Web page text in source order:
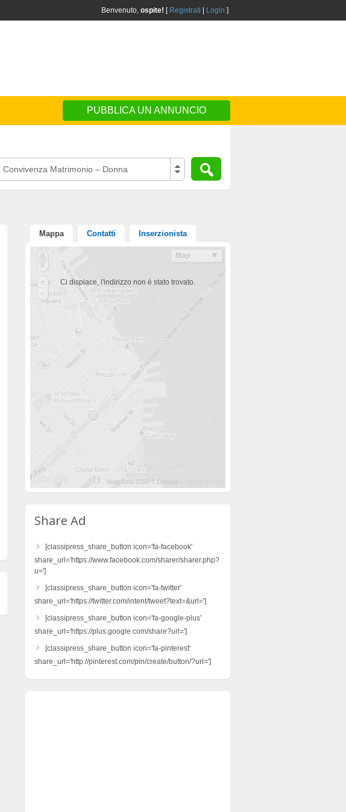
Benvenuto, ospite! [ Registrati Login ]
PUBBLICA UN ANNUNCIO
Convivenza Matrimonio – Donna
Mappa Contatti Inserzionista
Ci dispiace, l'indirizzo non è stato trovato.
Share Ad
[classipress_share_button icon='fa-facebook'
share_url='https://www.facebook.com/sharer/sharer.php?
u=']
[classipress_share_button icon='fa-twitter'
share_url='https://twitter.com/intent/tweet?text=&url=']
[classipress_share_button icon='fa-google-plus'
share_url='https://plus.google.com/share?url=']
[classipress_share_button icon='fa-pinterest'
share_url='http://pinterest.com/pin/create/button/?url=']